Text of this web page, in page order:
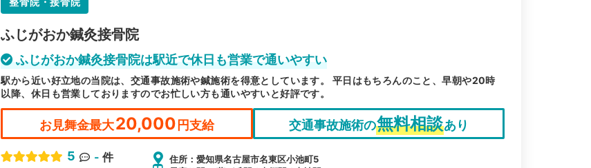
ふじがおか鍼灸接骨院
ふじがおか鍼灸接骨院は駅近で休日も営業で通いやすい
駅から近い好立地の当院は、交通事故施術や鍼施術を得意としています。 平日はもちろんのこと、早朝や20時
以降、休日も営業しておりますのでお忙しい方も通いやすいと好評です。
お見舞金最大20,000円支給 交通事故施術の無料相談あり
5 - 件
住所：愛知県名古屋市名東区小池町5